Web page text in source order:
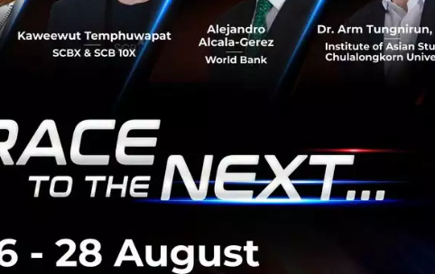
ตัวเอง เช่น วางแผนล่วงหน้าว่าจะแต่งตัวหรือกินอะไร เพื่อลดการ
ะได้มีพลังงานเหลือไปโฟกัสกับเรื่องที่สำคัญกว่า ขณะเดียวกัน การ
นบ้าง ในเรื่องที่เราไม่ต้องลงไปคลุกคลี่เองทั้งหมด ก็ช่วยลดความ
โดยเฉพาะคนที่มีนิสัยชอบคุมงานเองทุกขั้นตอน
ย่างการนอนให้พอ ออกกำลังกาย และหาเวลาพักแบบ ‘ปิดสวิตช์
ะห์อะไรเลยก็เป็นวิธีชาร์จแบตให้สมองฟื้นตัวจากความล้าสะสมได้ดี